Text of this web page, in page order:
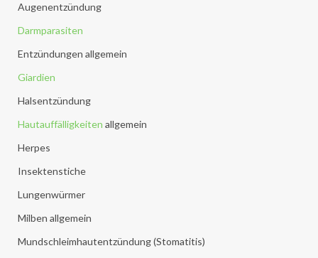
Augenentzündung
Darmparasiten
Entzündungen allgemein
Giardien
Halsentzündung
Hautauffälligkeiten allgemein
Herpes
Insektenstiche
Lungenwürmer
Milben allgemein
Mundschleimhautentzündung (Stomatitis)